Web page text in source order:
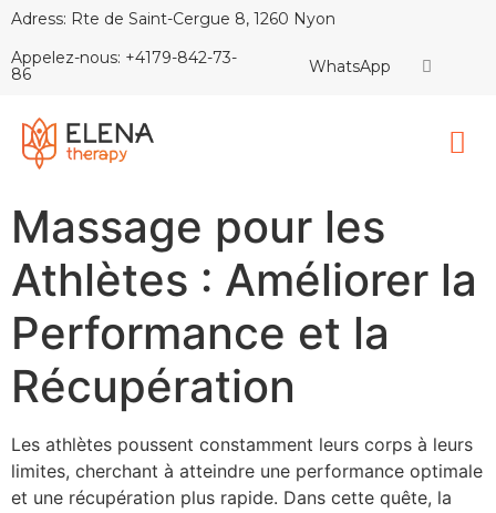
Adress: Rte de Saint-Cergue 8, 1260 Nyon
Appelez-nous: +4179-842-73-
86
WhatsApp
Massage pour les
Athlètes : Améliorer la
Performance et la
Récupération
Les athlètes poussent constamment leurs corps à leurs
limites, cherchant à atteindre une performance optimale
et une récupération plus rapide. Dans cette quête, la